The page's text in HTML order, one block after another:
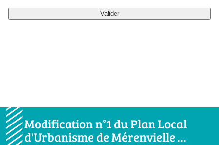
Modification n°1 du Plan Local
d'Urbanisme de Mérenvielle ...